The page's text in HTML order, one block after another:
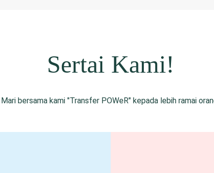
Sertai Kami!
Mari bersama kami "Transfer POWeR" kepada lebih ramai